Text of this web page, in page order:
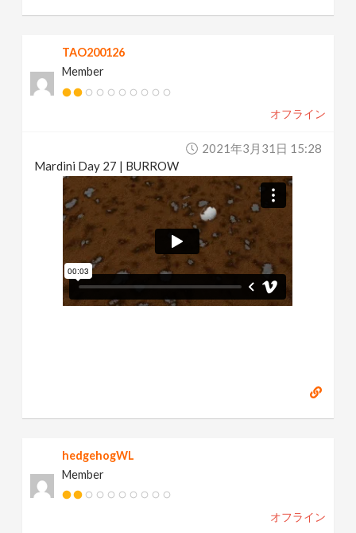
TAO200126
Member
オフライン
2021年3月31日 15:28
Mardini Day 27 | BURROW
hedgehogWL
Member
オフライン